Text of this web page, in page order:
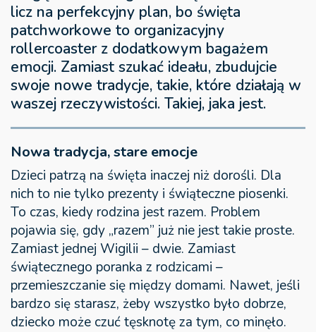
licz na perfekcyjny plan, bo święta
patchworkowe to organizacyjny
rollercoaster z dodatkowym bagażem
emocji. Zamiast szukać ideału, zbudujcie
swoje nowe tradycje, takie, które działają w
waszej rzeczywistości. Takiej, jaka jest.
Nowa tradycja, stare emocje
Dzieci patrzą na święta inaczej niż dorośli. Dla
nich to nie tylko prezenty i świąteczne piosenki.
To czas, kiedy rodzina jest razem. Problem
pojawia się, gdy „razem” już nie jest takie proste.
Zamiast jednej Wigilii – dwie. Zamiast
świątecznego poranka z rodzicami –
przemieszczanie się między domami. Nawet, jeśli
bardzo się starasz, żeby wszystko było dobrze,
dziecko może czuć tęsknotę za tym, co minęło.